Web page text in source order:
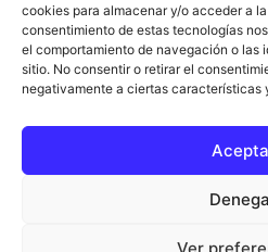
cookies para almacenar y/o acceder a
consentimiento de estas tecnologías
el comportamiento de navegación o las
sitio. No consentir o retirar el
negativamente a ciertas características
Ver
Contáctanos:
© DIARIO ALHAURÍN | Diseñado